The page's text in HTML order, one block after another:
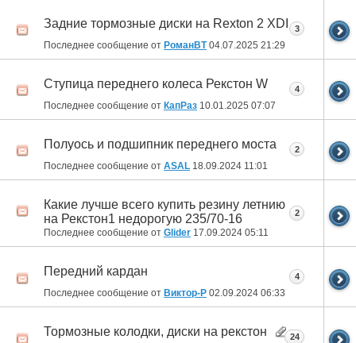
Задние тормозные диски на Rexton 2 XDI
Последнее сообщение от РоманВТ04.07.2025 21:29
3
Ступица переднего колеса Рекстон W
Последнее сообщение от КапРаз 10.01.2025 07:07
4
Полуось и подшипник переднего моста
Последнее сообщение от ASAL 18.09.2024 11:01
2
Какие лучше всего купить резину летнию
на Рекстон1 недорогую 235/70-16
Последнее сообщение от Glider 17.09.2024 05:11
2
Передний кардан
Последнее сообщение от Виктор-Р 02.09.2024 06:33
4
Тормозные колодки, диски на рекстон 24